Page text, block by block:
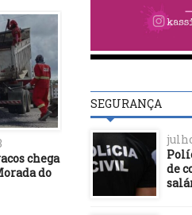
chega
do
DESTAQUES
18/06/17
Equipes dos
públicos de
Argentina vão
Odebrecht
SEGURANÇA
de